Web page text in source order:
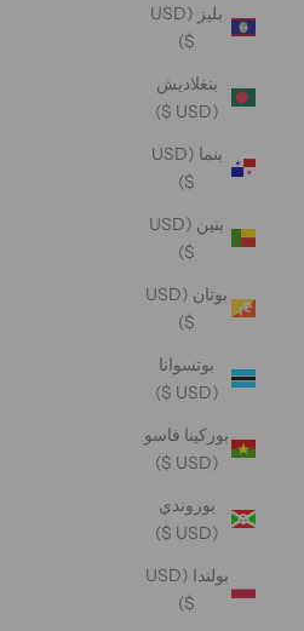
بليز (USD
$)
بنغلاديش
(USD $)
بنما (USD
$)
بنين (USD
$)
بوتان (USD
$)
بوتسوانا
(USD $)
بوركينا فاسو
(USD $)
بوروندي
(USD $)
بولندا (USD
$)